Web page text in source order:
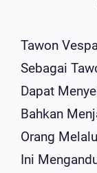
Tawon
Sebagai
Dapat
Bahkan
Orang
Ini